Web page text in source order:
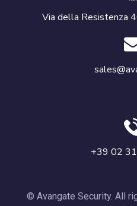
Via della Resistenza
+39 02
© Avangate Security. All